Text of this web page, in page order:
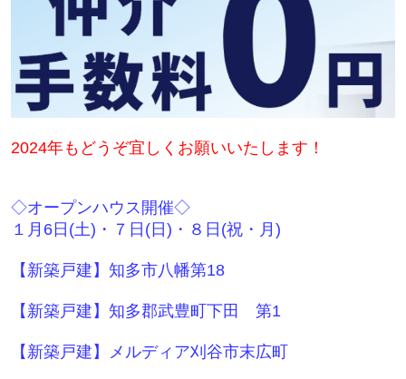
2024年もどうぞ宜しくお願いいたします！
◇オープンハウス開催◇
１月6日(土)・７日(日)・８日(祝・月)
【新築戸建】知多市八幡第18
【新築戸建】知多郡武豊町下田 第1
【新築戸建】メルディア刈谷市末広町